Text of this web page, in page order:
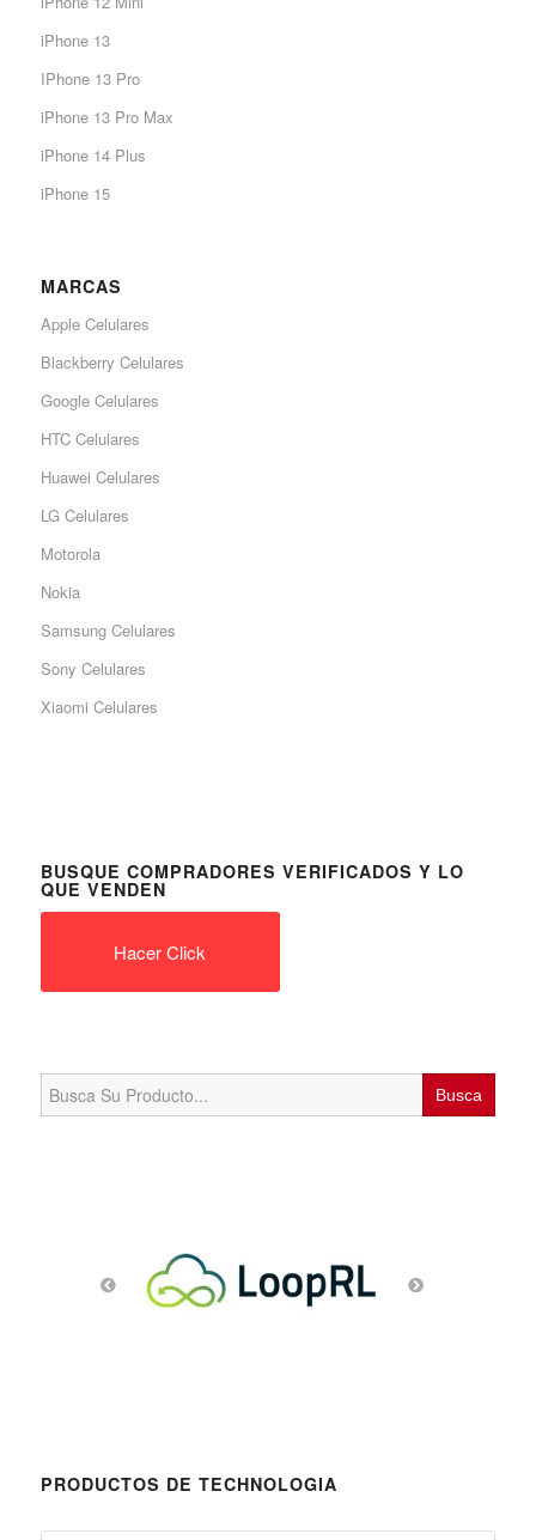
iPhone 13
IPhone 13 Pro
iPhone 13 Pro Max
iPhone 14 Plus
iPhone 15
MARCAS
Apple Celulares
Blackberry Celulares
Google Celulares
HTC Celulares
Huawei Celulares
LG Celulares
Motorola
Nokia
Samsung Celulares
Sony Celulares
Xiaomi Celulares
BUSQUE COMPRADORES VERIFICADOS Y LO
QUE VENDEN
Hacer Click
Search
for:
PRODUCTOS DE TECHNOLOGIA